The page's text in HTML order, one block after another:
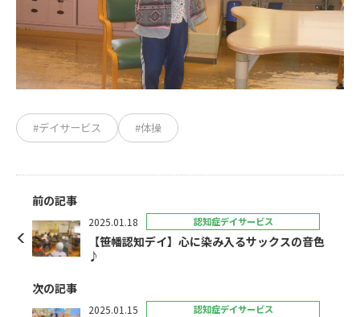
#デイサービス #体操
前の記事
2025.01.18 認知症デイサービス
【笹幡認知デイ】心に染み入るサックスの音色
♪
次の記事
2025.01.15 認知症デイサービス